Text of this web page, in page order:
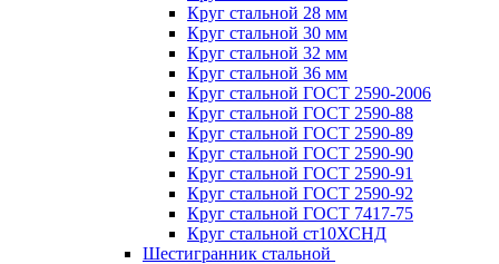
Круг стальной 28 мм
Круг стальной 30 мм
Круг стальной 32 мм
Круг стальной 36 мм
Круг стальной ГОСТ 2590-2006
Круг стальной ГОСТ 2590-88
Круг стальной ГОСТ 2590-89
Круг стальной ГОСТ 2590-90
Круг стальной ГОСТ 2590-91
Круг стальной ГОСТ 2590-92
Круг стальной ГОСТ 7417-75
Круг стальной ст10ХСНД
Шестигранник стальной